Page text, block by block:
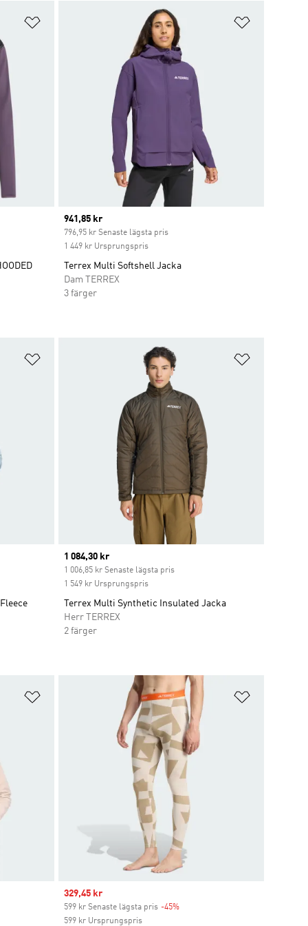
Lägg till på önskelistan
Current price
941,85 kr
796,95 kr Senaste lägsta pris
1 449 kr Ursprungspris
Terrex Multi Softshell Jacka
Dam TERREX
3 färger
Lägg till på önskelistan
Current price
1 084,30 kr
1 006,85 kr Senaste lägsta pris
1 549 kr Ursprungspris
Terrex Multi Synthetic Insulated Jacka
Herr TERREX
2 färger
Lägg till på önskelistan
Sale price
329,45 kr
599 kr Senaste lägsta pris -45%Discount
599 kr Ursprungspris